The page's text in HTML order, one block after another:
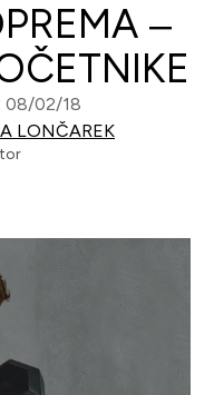
–
08/02/18
LONČAREK